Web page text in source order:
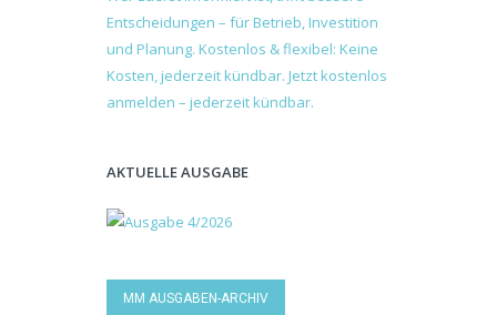
AKTUELLE AUSGABE
MM AUSGABEN-ARCHIV